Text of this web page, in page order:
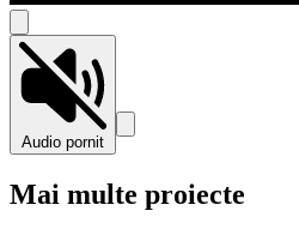
Audio pornit
Mai multe proiecte